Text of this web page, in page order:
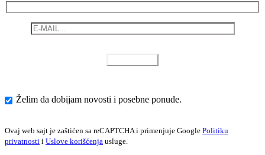
Želim da dobijam novosti i posebne ponude.
Ovaj web sajt je zaštićen sa reCAPTCHA i primenjuje Google Politiku
privatnosti i Uslove korišćenja usluge.